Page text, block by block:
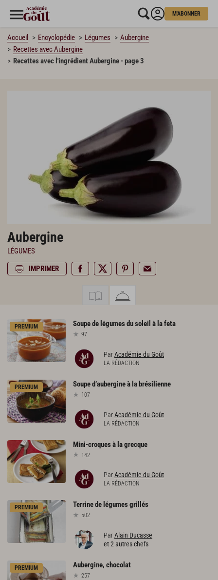
M'ABONNER
Accueil Encyclopédie Légumes
Aubergine
Recettes avec Aubergine
Recettes avec l'ingrédient Aubergine - page 3
Aubergine
LÉGUMES
IMPRIMER
PREMIUM Soupede légumesdusoleil à lafeta
97
ParAcadémie du Goût
LA RÉDACTION
PREMIUM Souped’aubergineà la brésilienne
107
ParAcadémie du Goût
LA RÉDACTION
Mini-croquesà lagrecque
142
ParAcadémie du Goût
LA RÉDACTION
PREMIUM Terrinede légumesgrillés
502
ParAlain Ducasse
et 2 autres chefs
PREMIUM Aubergine, chocolat
257